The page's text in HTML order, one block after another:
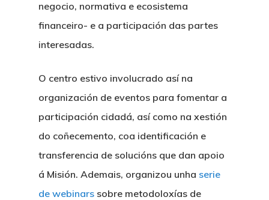
negocio, normativa e ecosistema
financeiro- e a participación das partes
interesadas.
O centro estivo involucrado así na
organización de eventos para fomentar a
participación cidadá, así como na xestión
do coñecemento, coa identificación e
transferencia de solucións que dan apoio
á Misión. Ademais, organizou unha serie
de webinars sobre metodoloxías de